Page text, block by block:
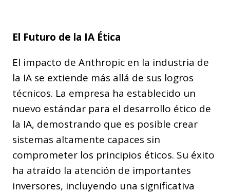
El Futuro de la IA Ética
El impacto de Anthropic en la industria de
la IA se extiende más allá de sus logros
técnicos. La empresa ha establecido un
nuevo estándar para el desarrollo ético de
la IA, demostrando que es posible crear
sistemas altamente capaces sin
comprometer los principios éticos. Su éxito
ha atraído la atención de importantes
inversores, incluyendo una significativa